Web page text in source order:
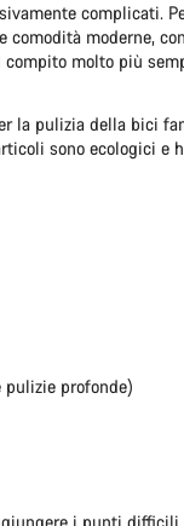
complicati.
moderne,
molto più
la pulizia della bici
sono ecologici e
profonde)